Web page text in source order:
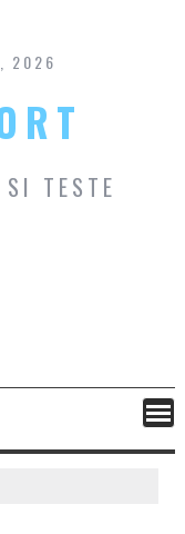
2026
TESTE